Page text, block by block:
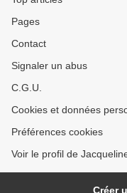
Pages
Contact
Signaler un abus
C.G.U.
Cookies et données
Préférences cookies
Voir le profil de
Créer